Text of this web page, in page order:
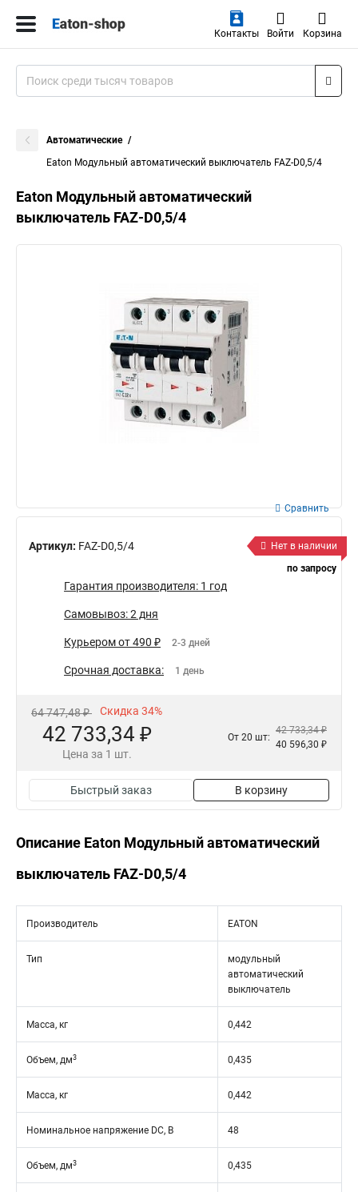
Контакты Войти Корзина
Автоматические
Eaton Модульный автоматический выключатель FAZ-D0,5/4
Eaton Модульный автоматический
выключатель FAZ-D0,5/4
Артикул: FAZ-D0,5/4
Сравнить
Нет в наличии
по запросу
Гарантия производителя: 1 год
Самовывоз: 2 дня
Курьером от 490 ₽ 2-3 дней
Срочная доставка: 1 день
64 747,48 ₽ Скидка 34%
42 733,34 ₽
Цена за 1 шт.
От 20 шт:
42 733,34 ₽
40 596,30 ₽
Быстрый заказ В корзину
Описание Eaton Модульный автоматический
выключатель FAZ-D0,5/4
Производитель EATON
Тип
модульный
автоматический
выключатель
Масса, кг 0,442
Объем, дм3 0,435
Масса, кг 0,442
Номинальное напряжение DC, В 48
Объем, дм3 0,435